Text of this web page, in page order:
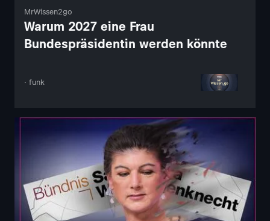
MrWissen2go
Warum 2027 eine Frau
Bundespräsidentin werden könnte
· funk